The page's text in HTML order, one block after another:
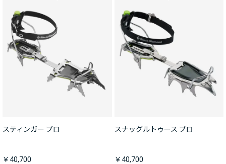
スティンガー プロ
￥40,700
スナッグルトゥース プロ
￥40,700